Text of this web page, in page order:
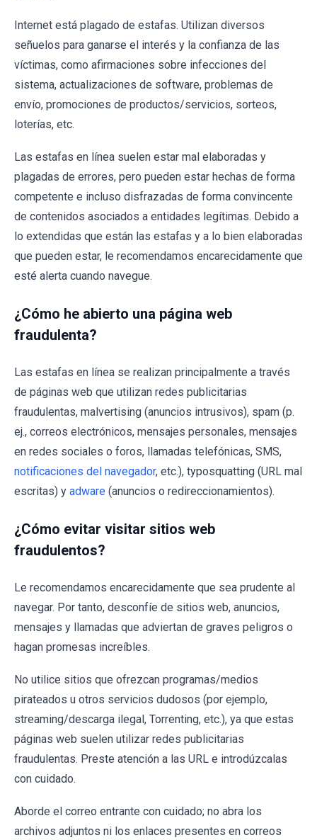
Internet está plagado de estafas. Utilizan diversos
señuelos para ganarse el interés y la confianza de las
víctimas, como afirmaciones sobre infecciones del
sistema, actualizaciones de software, problemas de
envío, promociones de productos/servicios, sorteos,
loterías, etc.
Las estafas en línea suelen estar mal elaboradas y
plagadas de errores, pero pueden estar hechas de forma
competente e incluso disfrazadas de forma convincente
de contenidos asociados a entidades legítimas. Debido a
lo extendidas que están las estafas y a lo bien elaboradas
que pueden estar, le recomendamos encarecidamente que
esté alerta cuando navegue.
¿Cómo he abierto una página web
fraudulenta?
Las estafas en línea se realizan principalmente a través
de páginas web que utilizan redes publicitarias
fraudulentas, malvertising (anuncios intrusivos), spam (p.
ej., correos electrónicos, mensajes personales, mensajes
en redes sociales o foros, llamadas telefónicas, SMS,
notificaciones del navegador, etc.), typosquatting (URL mal
escritas) y adware (anuncios o redireccionamientos).
¿Cómo evitar visitar sitios web
fraudulentos?
Le recomendamos encarecidamente que sea prudente al
navegar. Por tanto, desconfíe de sitios web, anuncios,
mensajes y llamadas que adviertan de graves peligros o
hagan promesas increíbles.
No utilice sitios que ofrezcan programas/medios
pirateados u otros servicios dudosos (por ejemplo,
streaming/descarga ilegal, Torrenting, etc.), ya que estas
páginas web suelen utilizar redes publicitarias
fraudulentas. Preste atención a las URL e introdúzcalas
con cuidado.
Aborde el correo entrante con cuidado; no abra los
archivos adjuntos ni los enlaces presentes en correos